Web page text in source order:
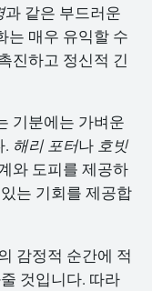
과 같은 부드러운
는 매우 유익할 수
진하고 정신적 긴
기분에는 가벼운
. 해리 포터나 호빗
와 도피를 제공하
는 기회를 제공합
감정적 순간에 적
것입니다. 따라